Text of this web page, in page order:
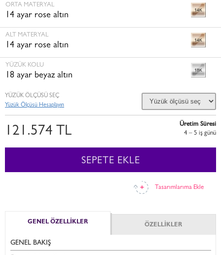
ORTA MATERYAL
14 ayar rose altın
ALT MATERYAL
14 ayar rose altın
YÜZÜK KOLU
18 ayar beyaz altın
Tasarımlarıma Ekle
YÜZÜK ÖLÇÜSÜ SEÇ
Yüzük Ölçüsü Hesaplayın
121.574 TL
Üretim Süresi
4 – 5 i̇ş günü
SEPETE EKLE
GENEL ÖZELLİKLER ÖZELLİKLER
GENEL BAKIŞ